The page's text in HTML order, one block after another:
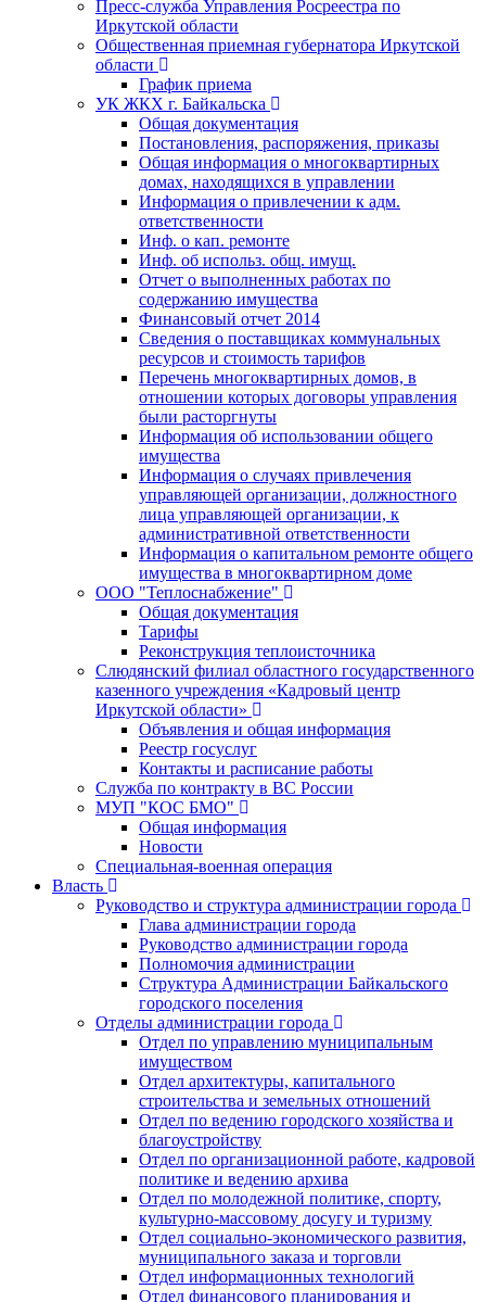
Пресс-служба Управления Росреестра по
Иркутской области
Общественная приемная губернатора Иркутской
области
График приема
УК ЖКХ г. Байкальска
Общая документация
Постановления, распоряжения, приказы
Общая информация о многоквартирных
домах, находящихся в управлении
Информация о привлечении к адм.
ответственности
Инф. о кап. ремонте
Инф. об использ. общ. имущ.
Отчет о выполненных работах по
содержанию имущества
Финансовый отчет 2014
Сведения о поставщиках коммунальных
ресурсов и стоимость тарифов
Перечень многоквартирных домов, в
отношении которых договоры управления
были расторгнуты
Информация об использовании общего
имущества
Информация о случаях привлечения
управляющей организации, должностного
лица управляющей организации, к
административной ответственности
Информация о капитальном ремонте общего
имущества в многоквартирном доме
ООО "Теплоснабжение"
Общая документация
Тарифы
Реконструкция теплоисточника
Слюдянский филиал областного государственного
казенного учреждения «Кадровый центр
Иркутской области»
Объявления и общая информация
Реестр госуслуг
Контакты и расписание работы
Служба по контракту в ВС России
МУП "КОС БМО"
Общая информация
Новости
Специальная-военная операция
Власть
Руководство и структура администрации города
Глава администрации города
Руководство администрации города
Полномочия администрации
Структура Администрации Байкальского
городского поселения
Отделы администрации города
Отдел по управлению муниципальным
имуществом
Отдел архитектуры, капитального
строительства и земельных отношений
Отдел по ведению городского хозяйства и
благоустройству
Отдел по организационной работе, кадровой
политике и ведению архива
Отдел по молодежной политике, спорту,
культурно-массовому досугу и туризму
Отдел социально-экономического развития,
муниципального заказа и торговли
Отдел информационных технологий
Отдел финансового планирования и